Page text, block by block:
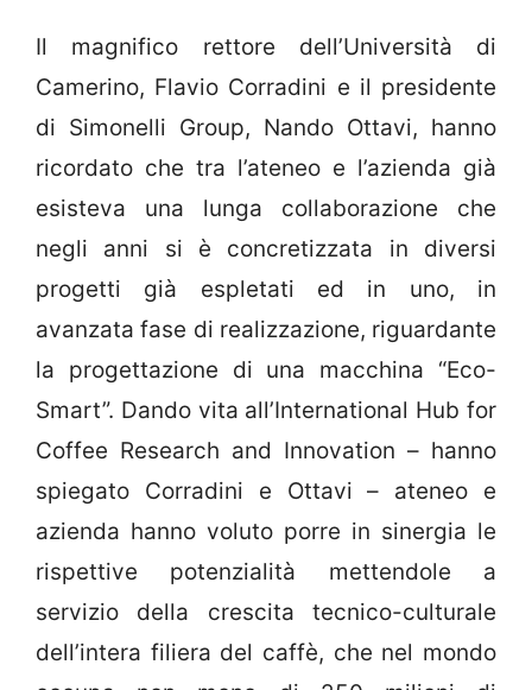
Il magnifico rettore dell’Università di
Camerino, Flavio Corradini e il presidente
di Simonelli Group, Nando Ottavi, hanno
ricordato che tra l’ateneo e l’azienda già
esisteva una lunga collaborazione che
negli anni si è concretizzata in diversi
progetti già espletati ed in uno, in
avanzata fase di realizzazione, riguardante
la progettazione di una macchina “Eco-
Smart”. Dando vita all’International Hub for
Coffee Research and Innovation – hanno
spiegato Corradini e Ottavi – ateneo e
azienda hanno voluto porre in sinergia le
rispettive potenzialità mettendole a
servizio della crescita tecnico-culturale
dell’intera filiera del caffè, che nel mondo